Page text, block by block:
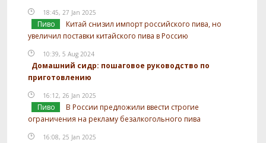
18:45, 27 Jan 2025
Пиво
Китай снизил импорт российского пива, но
увеличил поставки китайского пива в Россию
10:39, 5 Aug 2024
Домашний сидр: пошаговое руководство по
приготовлению
16:12, 26 Jan 2025
Пиво
В России предложили ввести строгие
ограничения на рекламу безалкогольного пива
16:08, 25 Jan 2025